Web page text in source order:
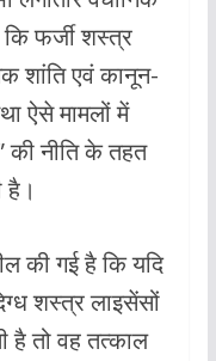
कि फर्जी शस्त्र
शांति एवं कानून-
ऐसे मामलों में
की नीति के तहत
है।
की गई है कि यदि
शस्त्र लाइसेंसों
है तो वह तत्काल